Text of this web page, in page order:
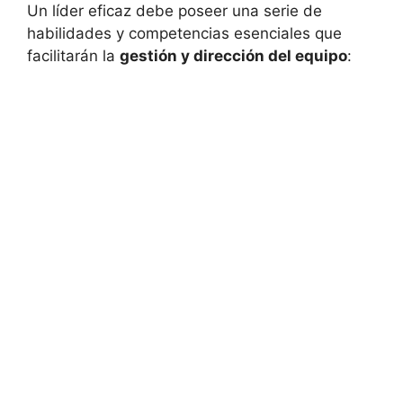
Un líder eficaz debe poseer una serie de
habilidades y competencias esenciales que
facilitarán la gestión y dirección del equipo: